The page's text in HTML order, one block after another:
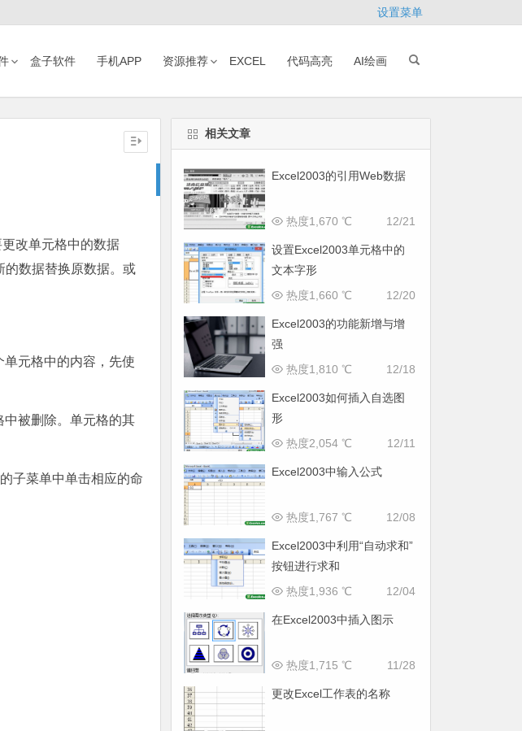
设置菜单
盒子软件 手机APP 资源推荐 EXCEL 代码高亮 AI绘画
改单元格中的数据
的数据替换原数据。或
元格中的内容，先使
被删除。单元格的其
子菜单中单击相应的命
相关文章
Excel2003的引用Web数据
12/21
热度1,670 ℃
设置Excel2003单元格中的
文本字形
12/20
热度1,660 ℃
Excel2003的功能新增与增
强
12/18
热度1,810 ℃
Excel2003如何插入自选图
形
12/11
热度2,054 ℃
Excel2003中输入公式
12/08
热度1,767 ℃
Excel2003中利用“自动求和”
按钮进行求和
12/04
热度1,936 ℃
在Excel2003中插入图示
11/28
热度1,715 ℃
更改Excel工作表的名称